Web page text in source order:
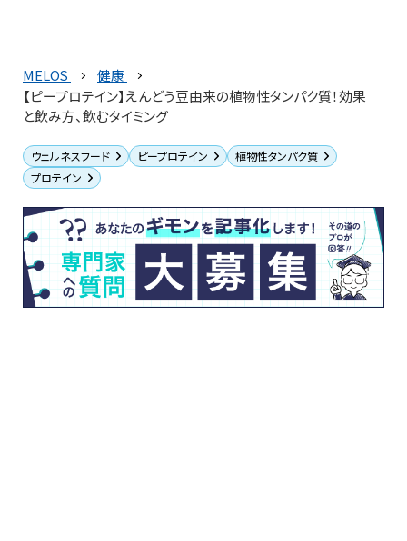
MELOS
健康
【ピープロテイン】えんどう豆由来の植物性タンパク質！効果
と飲み方、飲むタイミング
ウェルネスフード ピープロテイン
植物性タンパク質
プロテイン